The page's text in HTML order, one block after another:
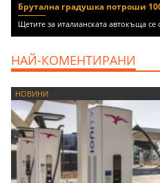
Брутална градушка потроши
Щетите за италианската автокъща
НАЙ-КОМЕНТИРАНИ
НОВИНИ